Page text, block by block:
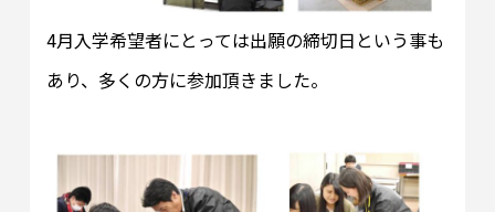
4月入学希望者にとっては出願の締切日という事も
あり、多くの方に参加頂きました。